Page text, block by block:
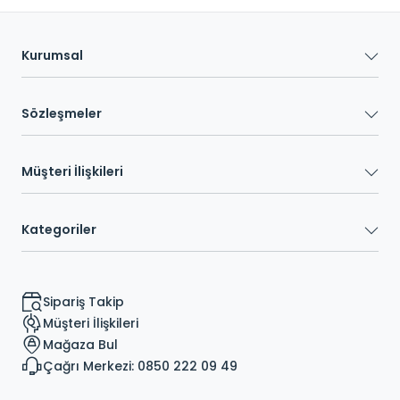
Kurumsal
Sözleşmeler
Müşteri İlişkileri
Kategoriler
Sipariş Takip
Müşteri İlişkileri
Mağaza Bul
Çağrı Merkezi: 0850 222 09 49